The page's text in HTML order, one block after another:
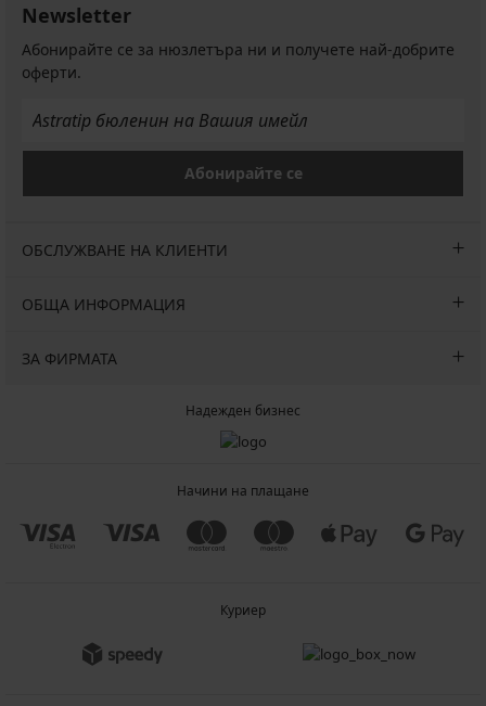
Newsletter
Абонирайте се за нюзлетъра ни и получете най-добрите
оферти.
Абонирайте се
ОБСЛУЖВАНЕ НА КЛИЕНТИ
ОБЩА ИНФОРМАЦИЯ
ЗА ФИРМАТА
Надежден бизнес
Начини на плащане
Куриер